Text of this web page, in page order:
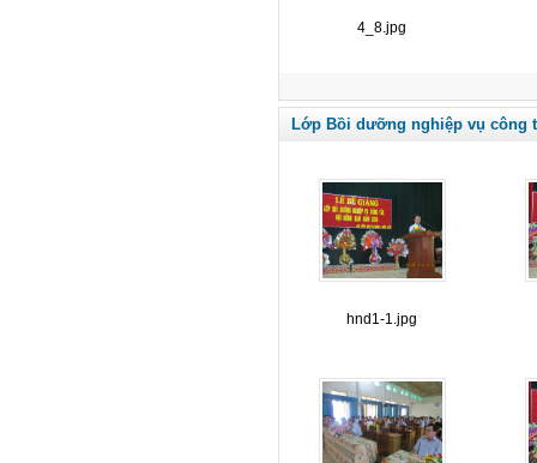
4_8.jpg
Lớp Bồi dưỡng nghiệp vụ công
hnd1-1.jpg